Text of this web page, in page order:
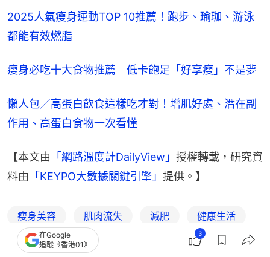
2025人氣瘦身運動TOP 10推薦！跑步、瑜珈、游泳
都能有效燃脂
瘦身必吃十大食物推薦　低卡飽足「好享瘦」不是夢
懶人包／高蛋白飲食這樣吃才對！增肌好處、潛在副
作用、高蛋白食物一次看懂
【本文由 「網路溫度計DailyView」 授權轉載，研究資
料由 「KEYPO大數據關鍵引擎」 提供。】
瘦身美容 肌肉流失 減肥 健康生活
都市健康 健康飲食
在Google
追蹤《香港01》
3